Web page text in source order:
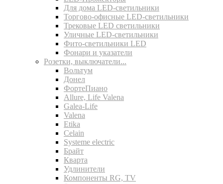
Для дома LED-светильники
Торгово-офисные LED-светильники
Трековые LED светильники
Уличные LED-светильники
Фито-светильники LED
Фонари и указатели
Розетки, выключатели...
Вольтум
Донел
ФортеПиано
Allure, Life Valena
Galea-Life
Valena
Etika
Celain
Systeme electric
Брайт
Кварта
Удлинители
Компоненты RG, TV